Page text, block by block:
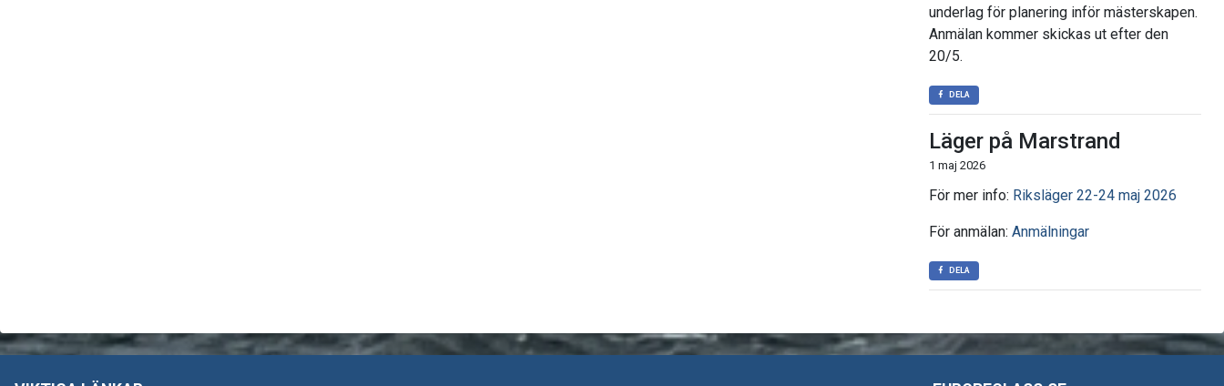
underlag för planering inför mästerskapen.
Anmälan kommer skickas ut efter den
20/5.
DELA
Läger på Marstrand
1 maj 2026
För mer info: Riksläger 22-24 maj 2026
För anmälan: Anmälningar
DELA